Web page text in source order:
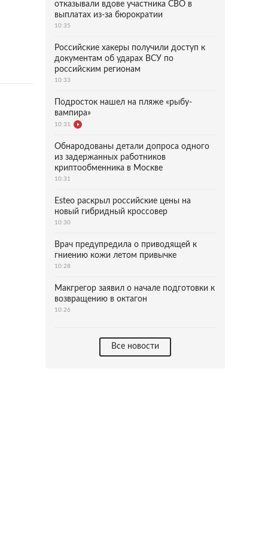
отказывали вдове участника СВО в
выплатах из-за бюрократии
10:35
Российские хакеры получили доступ к
документам об ударах ВСУ по
российским регионам
10:33
Подросток нашел на пляже «рыбу-
вампира»
10:31
Обнародованы детали допроса одного
из задержанных работников
криптообменника в Москве
10:31
Esteo раскрыл российские цены на
новый гибридный кроссовер
10:30
Врач предупредила о приводящей к
гниению кожи летом привычке
10:28
Макгрегор заявил о начале подготовки к
возвращению в октагон
10:26
Все новости